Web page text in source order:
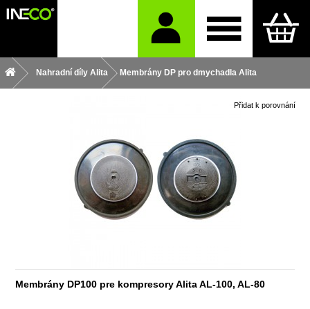
Nahradní díly Alita Membrány DP pro dmychadla Alita
Membrány DP100 pre kompresory Alita AL-100, AL-80
Přidat k porovnání